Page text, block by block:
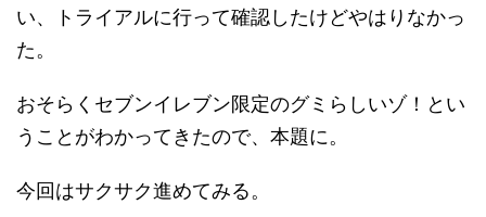
い、トライアルに行って確認したけどやはりなかっ
た。
おそらくセブンイレブン限定のグミらしいゾ！とい
うことがわかってきたので、本題に。
今回はサクサク進めてみる。